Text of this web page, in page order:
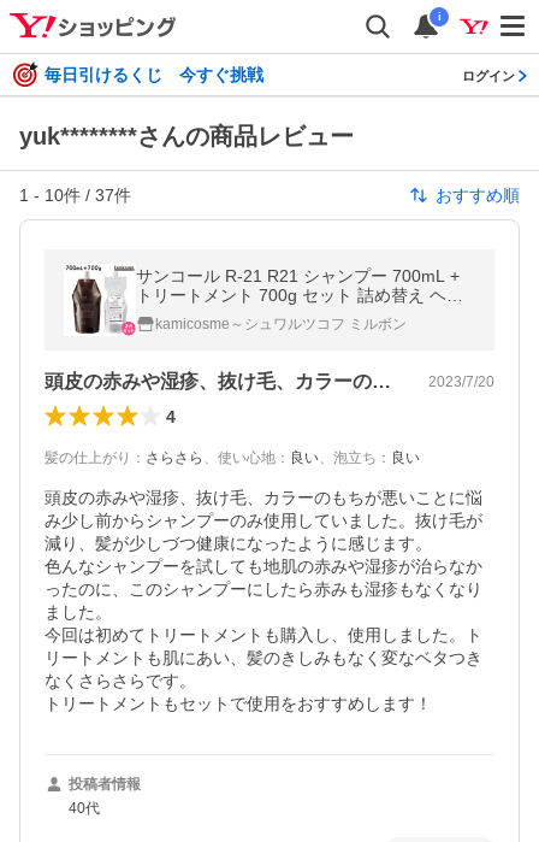
i
毎日引けるくじ 今すぐ挑戦 ログイン
yuk********さんの商品レビュー
1 - 10件 / 37件 おすすめ順
サンコール R-21 R21 シャンプー 700mL +
トリートメント 700g セット 詰め替え ヘア
サロン専売品
kamicosme～シュワルツコフ ミルボン
頭皮の赤みや湿疹、抜け毛、カラーのもち… 2023/7/20
4
髪の仕上がり ： さらさら 、 使い心地 ： 良い、 泡立ち ： 良い
頭皮の赤みや湿疹、抜け毛、カラーのもちが悪いことに悩
み少し前からシャンプーのみ使用していました。抜け毛が
減り、髪が少しづつ健康になったように感じます。
色んなシャンプーを試しても地肌の赤みや湿疹が治らなか
ったのに、このシャンプーにしたら赤みも湿疹もなくなり
ました。
今回は初めてトリートメントも購入し、使用しました。ト
リートメントも肌にあい、髪のきしみもなく変なベタつき
なくさらさらです。
トリートメントもセットで使用をおすすめします！
投稿者情報
40代